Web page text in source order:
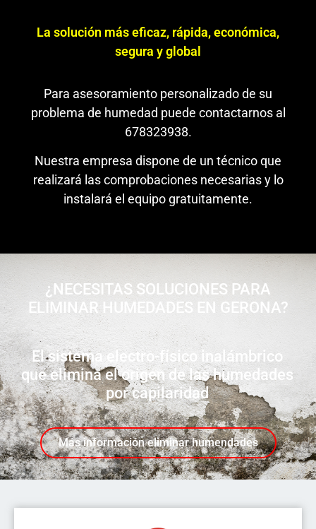
La solución más eficaz, rápida, económica,
segura y global
Para asesoramiento personalizado de su
problema de humedad puede contactarnos al
678323938.
Nuestra empresa dispone de un técnico que
realizará las comprobaciones necesarias y lo
instalará el equipo gratuitamente.
¿NECESITAS SOLUCIONES PARA
ELIMINAR HUMEDADES EN GERONA?
El sistema electro-físico inalámbrico
que elimina el origen de las humedades
por capilaridad
Más información eliminar humendades